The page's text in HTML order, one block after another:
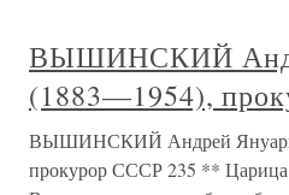
ВЫШИНСКИЙ
(1883—1954),
ВЫШИНСКИЙ Андрей
прокурор СССР 235 ** Царица